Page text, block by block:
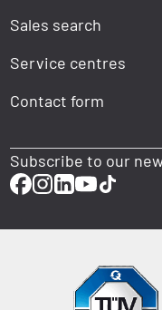
Sales search
Service centres
Contact form
Subscribe to our